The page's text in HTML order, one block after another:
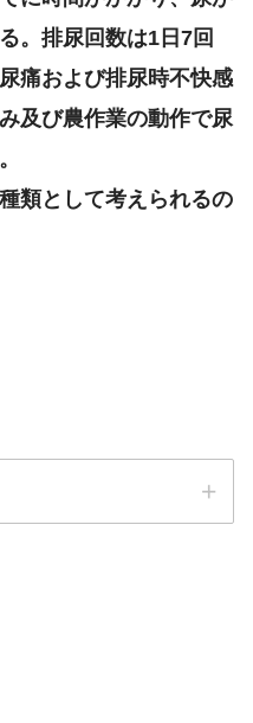
。排尿回数は1日7回
痛および排尿時不快感
及び農作業の動作で尿
類として考えられるの